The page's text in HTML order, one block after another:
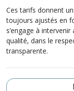
Ces tarifs donnent
toujours ajustés en
s’engage à
qualité, dans le
transparente.